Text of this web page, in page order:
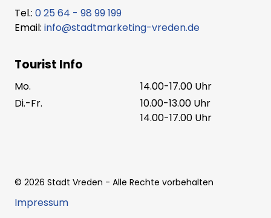
Tel.: 0 25 64 - 98 99 199
Email: info@stadtmarketing-vreden.de
Tourist Info
Mo.
14.00-17.00 Uhr
Di.-Fr.
10.00-13.00 Uhr
14.00-17.00 Uhr
© 2026 Stadt Vreden - Alle Rechte vorbehalten
Impressum